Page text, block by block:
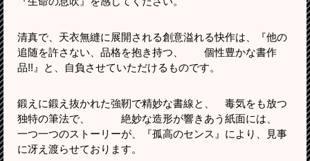
清真で、天衣無縫に展開される創意溢れる快作は、『他の
追随を許さない、品格を抱き持つ、 個性豊かな書作
品!!』と、自負させていただけるものです。
鍛えに鍛え抜かれた強靭で精妙な書線と、 毒気をも放つ
独特の筆法で、 絶妙な造形が響きあう紙面には、
一つ一つのストーリーが、『孤高のセンス』により、見事
に冴え渡らせております。